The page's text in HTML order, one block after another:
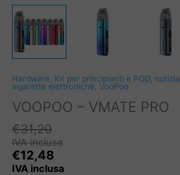
Hardware, Kit per principianti e POD, notizia
sigarette elettroniche, VooPoo
VOOPOO – VMATE PRO
€31,20
IVA inclusa
€12,48
IVA inclusa